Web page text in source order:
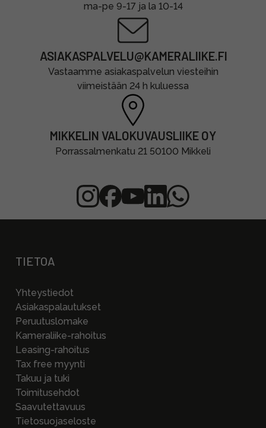
ma-pe 9-17 ja la 10-14
ASIAKASPALVELU@KAMERALIIKE.FI
Vastaamme asiakaspalvelun viesteihin
viimeistään 24 h kuluessa
MIKKELIN VALOKUVAUSLIIKE OY
Porrassalmenkatu 21 50100 Mikkeli
TIETOA
Yhteystiedot
Asiakaspalautukset
Peruutuslomake
Kameraliike-rahoitus
Leasing-rahoitus
Tax free myynti
Takuu ja tuki
Toimitusehdot
Saavutettavuus
Tietosuojaseloste